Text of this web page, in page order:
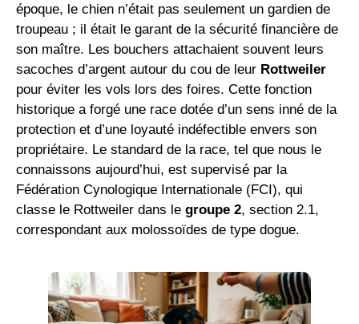
époque, le chien n’était pas seulement un gardien de
troupeau ; il était le garant de la sécurité financière de
son maître. Les bouchers attachaient souvent leurs
sacoches d’argent autour du cou de leur Rottweiler
pour éviter les vols lors des foires. Cette fonction
historique a forgé une race dotée d’un sens inné de la
protection et d’une loyauté indéfectible envers son
propriétaire. Le standard de la race, tel que nous le
connaissons aujourd’hui, est supervisé par la
Fédération Cynologique Internationale (FCI), qui
classe le Rottweiler dans le groupe 2, section 2.1,
correspondant aux molossoïdes de type dogue.